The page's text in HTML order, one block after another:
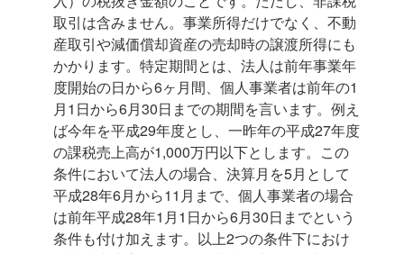
取引は含みません。事業所得だけでなく、不動
産取引や減価償却資産の売却時の譲渡所得にも
かかります。特定期間とは、法人は前年事業年
度開始の日から6ヶ月間、個人事業者は前年の1
月1日から6月30日までの期間を言います。例え
ば今年を平成29年度とし、一昨年の平成27年度
の課税売上高が1,000万円以下とします。この
条件において法人の場合、決算月を5月として
平成28年6月から11月まで、個人事業者の場合
は前年平成28年1月1日から6月30日までという
条件も付け加えます。以上2つの条件下におけ